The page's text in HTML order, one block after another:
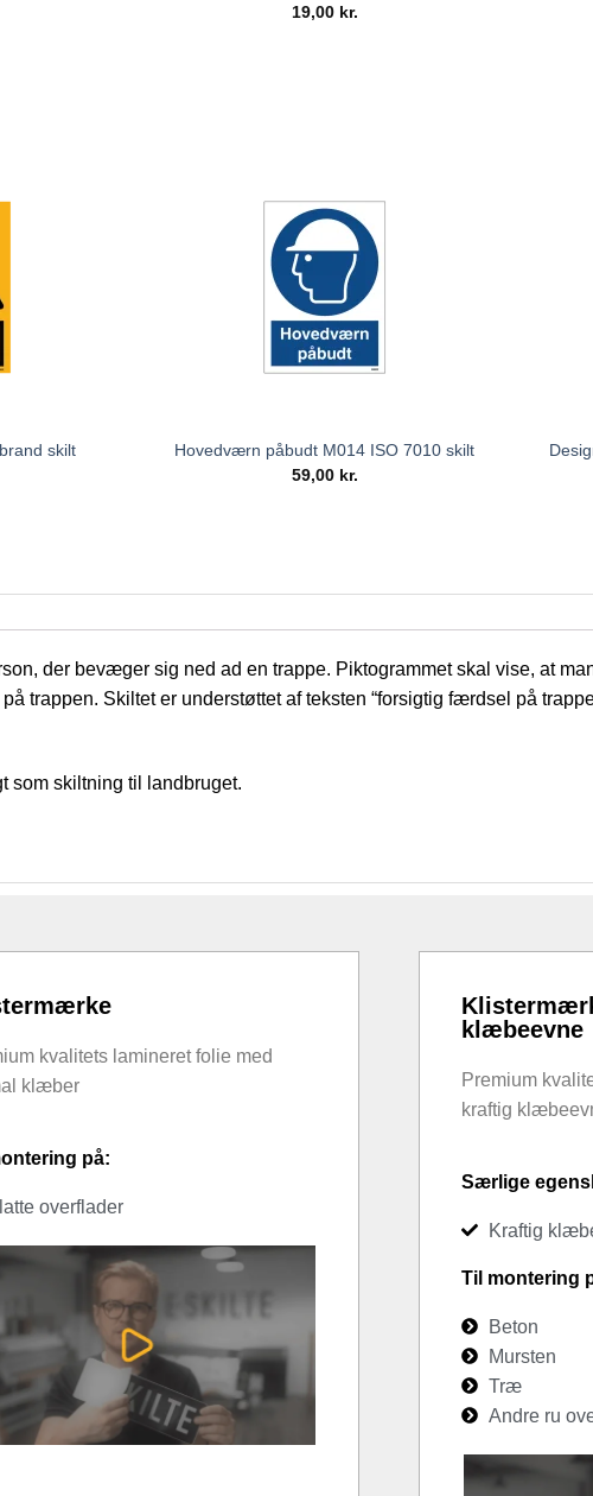
19,00 kr.
skilt
Hovedværn påbudt M014 ISO 7010 skilt
59,00 kr.
der bevæger sig ned ad en trappe. Piktogrammet skal vise, at
trappen. Skiltet er understøttet af teksten “forsigtig færdsel på
som skiltning til landbruget.
kvalitets lamineret folie med
klæber
på:
overflader
klæbeevne
Premium
kraftig
Særlige
Kraftig
Til montering
Beton
Mursten
Træ
Andre ru